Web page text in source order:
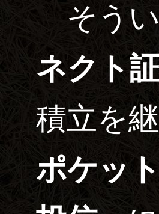
そうい
ネクト
積立を
ポケット